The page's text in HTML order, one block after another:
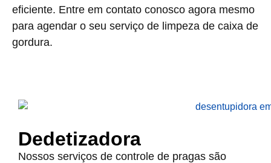
eficiente. Entre em contato conosco agora mesmo
para agendar o seu serviço de limpeza de caixa de
gordura.
Dedetizadora
Nossos serviços de controle de pragas são